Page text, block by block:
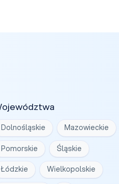
Dolnośląskie Mazowieckie
Pomorskie Śląskie
Łódzkie Wielkopolskie